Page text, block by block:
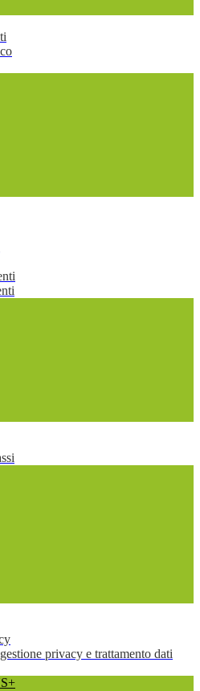
privacy e trattamento dati